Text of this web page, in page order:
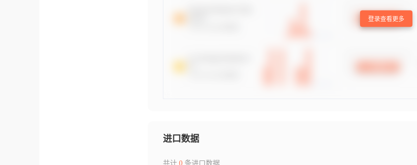
登录查看更多
进口数据
共计 0条进口数据